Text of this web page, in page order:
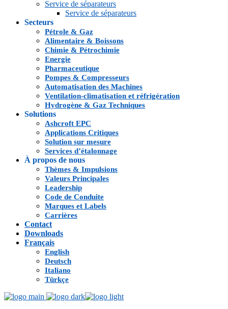
Service de séparateurs
Service de séparateurs
Secteurs
Pétrole & Gaz
Alimentaire & Boissons
Chimie & Pétrochimie
Energie
Pharmaceutique
Pompes & Compresseurs
Automatisation des Machines
Ventilation-climatisation et réfrigération
Hydrogène & Gaz Techniques
Solutions
Ashcroft EPC
Applications Critiques
Solution sur mesure
Services d’étalonnage
À propos de nous
Thèmes & Impulsions
Valeurs Principales
Leadership
Code de Conduite
Marques et Labels
Carrières
Contact
Downloads
Français
English
Deutsch
Italiano
Türkçe